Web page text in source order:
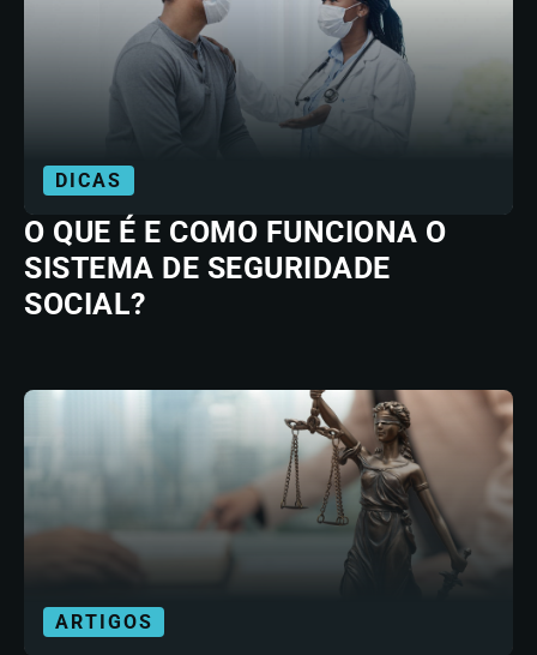
DICAS
O QUE É E COMO FUNCIONA O
SISTEMA DE SEGURIDADE
SOCIAL?
ARTIGOS